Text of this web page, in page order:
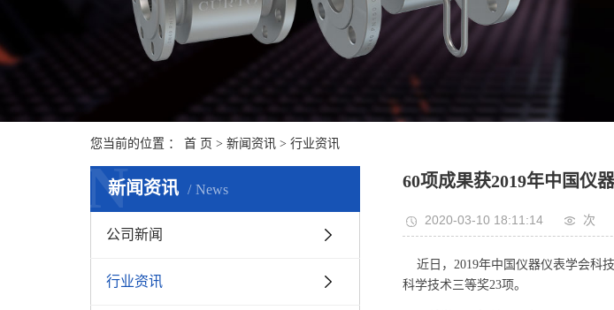
您当前的位置 ： 首 页 > 新闻资讯 > 行业资讯
新闻资讯 News
N
公司新闻
行业资讯
60项成果获2019年中国仪
2020-03-10 18:11:14 次
近日，2019年中国仪器仪表学会科
科学技术三等奖23项。